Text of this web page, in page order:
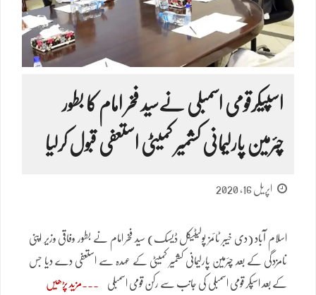
اسپیکرقومی اسمبلی نےسید فخر امام کا بطور
چئرمین پارلیمانی کشمیر کمیٹی استعفی قبول کرلیا
اپریل 16, 2020
اسلام آباد (دی خیبر ٹائمز پولیٹیکل ڈیسک) سید فخر امام نے بطور وفاقی وزیر اپنی
نامزدگی کے بعد چئرمین پارلیمانی کشمیر کمیٹی کے عہدہ سے استعفی دے دیا جس
کے بعد اسپکر قومی اسمبلی کی جانب سے رکن قومی اسمبلی مزید پڑھیں